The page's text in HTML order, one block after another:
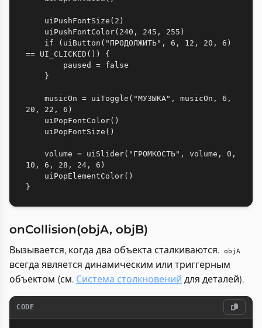
== UI_CLICKED()) {
20, 22, 6)
10, 6, 28, 24, 6)
onCollision(objA, objB)
Вызывается, когда два объекта сталкиваются. objA
всегда является динамическим или триггерным
объектом (см. Система столкновений для деталей).
CODE